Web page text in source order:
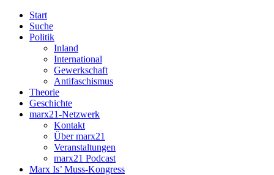
Start
Suche
Politik
Inland
International
Gewerkschaft
Antifaschismus
Theorie
Geschichte
marx21-Netzwerk
Kontakt
Über marx21
Veranstaltungen
marx21 Podcast
Marx Is’ Muss-Kongress